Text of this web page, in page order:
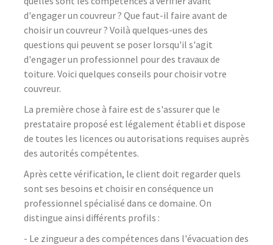
d'engager un couvreur ? Que faut-il faire avant de
choisir un couvreur ? Voilà quelques-unes des
questions qui peuvent se poser lorsqu'il s'agit
d'engager un professionnel pour des travaux de
toiture. Voici quelques conseils pour choisir votre
couvreur.
La première chose à faire est de s'assurer que le
prestataire proposé est légalement établi et dispose
de toutes les licences ou autorisations requises auprès
des autorités compétentes.
Après cette vérification, le client doit regarder quels
sont ses besoins et choisir en conséquence un
professionnel spécialisé dans ce domaine. On
distingue ainsi différents profils :
- Le zingueur a des compétences dans l'évacuation des